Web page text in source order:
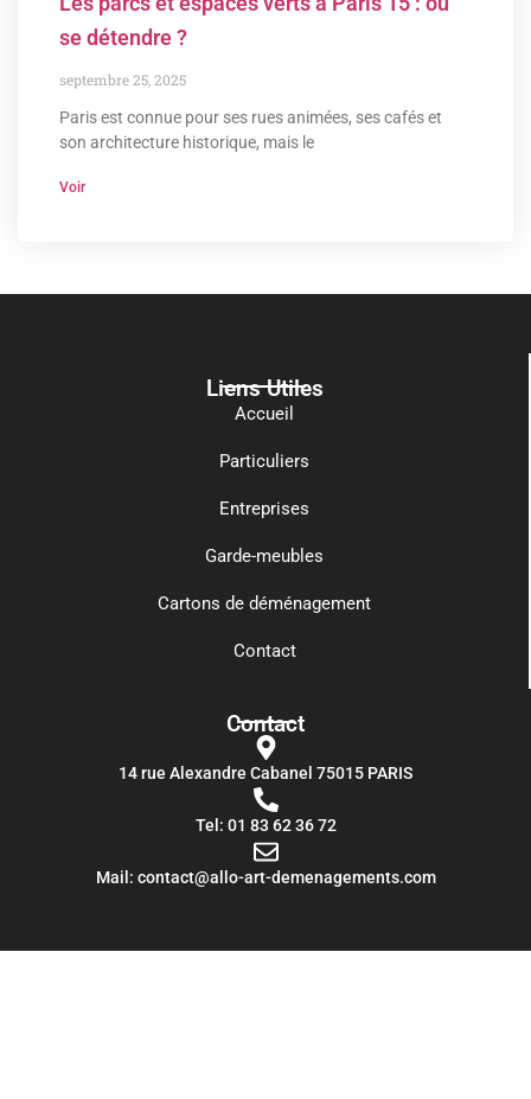
se détendre ?
septembre 25, 2025
Paris est connue pour ses rues animées, ses cafés et
son architecture historique, mais le
Voir
Liens Utiles
Accueil
Particuliers
Entreprises
Garde-meubles
Cartons de déménagement
Contact
Contact
14 rue Alexandre Cabanel 75015 PARIS​
Tel: 01 83 62 36 72
Mail: contact@allo-art-demenagements.com